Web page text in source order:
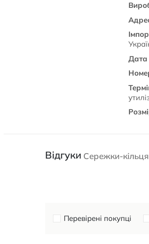
Дата
Відгуки Сережки-
Перевірені покупці